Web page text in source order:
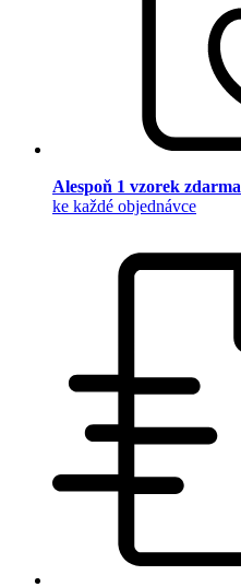
Alespoň 1 vzorek zdarma
ke každé objednávce